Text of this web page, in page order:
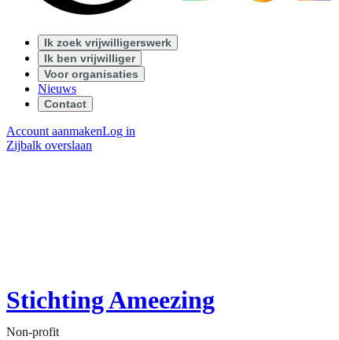
Ik zoek vrijwilligerswerk
Ik ben vrijwilliger
Voor organisaties
Nieuws
Contact
Account aanmakenLog in
Zijbalk overslaan
Stichting Ameezing
Non-profit